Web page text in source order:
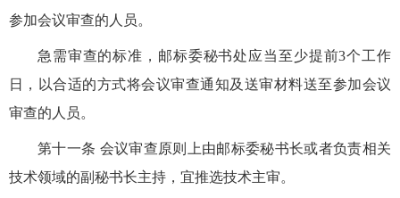
参加会议审查的人员。
急需审查的标准，邮标委秘书处应当至少提前3个工作
日，以合适的方式将会议审查通知及送审材料送至参加会议
审查的人员。
第十一条 会议审查原则上由邮标委秘书长或者负责相关
技术领域的副秘书长主持，宜推选技术主审。